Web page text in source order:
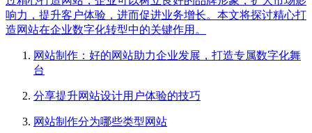
响力，提升客户体验，进而促进业务增长。本文将探讨精心打
造网站在企业数字化转型中的关键作用。
网站制作：好的网站助力企业发展，打造专属数字化舞
台
分享提升网站设计用户体验的技巧
网站制作分为哪些类型网站